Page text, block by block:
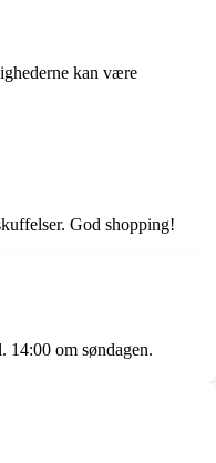
kan være
God shopping!
14:00 om søndagen.